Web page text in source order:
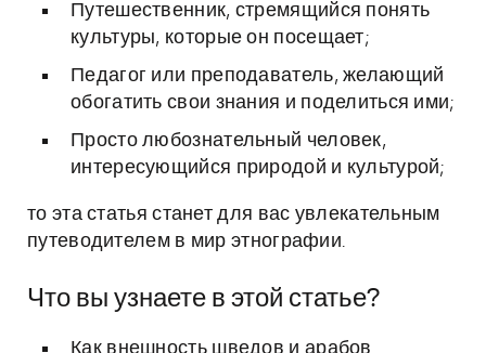
Путешественник, стремящийся понять
культуры, которые он посещает;
Педагог или преподаватель, желающий
обогатить свои знания и поделиться ими;
Просто любознательный человек,
интересующийся природой и культурой;
то эта статья станет для вас увлекательным
путеводителем в мир этнографии.
Что вы узнаете в этой статье?
Как внешность шведов и арабов